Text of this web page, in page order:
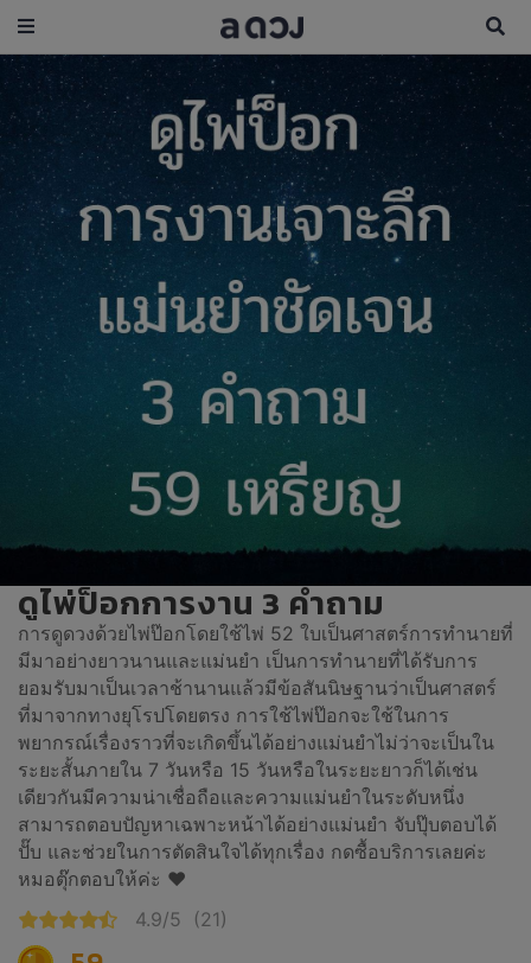
ดูไพ่ป็อกการงาน 3 คำถาม
การดูดวงด้วยไพ่ป๊อกโดยใช้ไพ่ 52 ใบเป็นศาสตร์การทำนายที่
มีมาอย่างยาวนานและแม่นยำ เป็นการทำนายที่ได้รับการ
ยอมรับมาเป็นเวลาช้านานแล้วมีข้อสันนิษฐานว่าเป็นศาสตร์
ที่มาจากทางยุโรปโดยตรง การใช้ไพ่ป๊อกจะใช้ในการ
พยากรณ์เรื่องราวที่จะเกิดขึ้นได้อย่างแม่นยำไม่ว่าจะเป็นใน
ระยะสั้นภายใน 7 วันหรือ 15 วันหรือในระยะยาวก็ได้เช่น
เดียวกันมีความน่าเชื่อถือและความแม่นยำในระดับหนึ่ง
สามารถตอบปัญหาเฉพาะหน้าได้อย่างแม่นยำ จับปุ๊บตอบได้
ปั๊บ และช่วยในการตัดสินใจได้ทุกเรื่อง กดซื้อบริการเลยค่ะ
หมอตุ๊กตอบให้ค่ะ ❤️
4.9/5
(21)